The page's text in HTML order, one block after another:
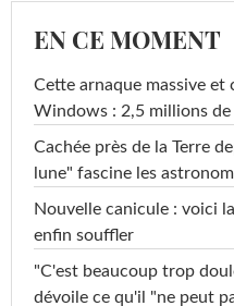
EN CE MOMENT
Cette arnaque massive
Windows : 2,5 millions de
Cachée près de la Terre
lune" fascine les
Nouvelle canicule : voici
enfin souffler
"C'est beaucoup trop
dévoile ce qu'il "ne peut